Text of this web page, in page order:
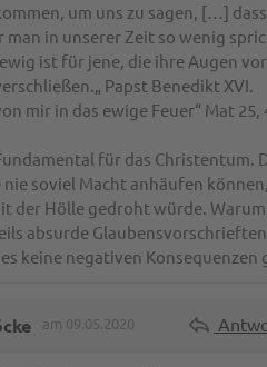
um uns zu sagen, […]
man in unserer Zeit so wenig
ist für jene, die ihre Augen vor
Papst Benedikt XVI.
mir in das ewige Feuer“ Mat 25,
für das Christentum.
soviel Macht anhäufen
der Hölle gedroht würde.
absurde Glaubensvorschrieften
keine negativen Konsequenzen
am 09.05.2020